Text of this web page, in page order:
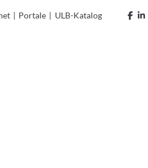
| Portale | ULB-Katalog